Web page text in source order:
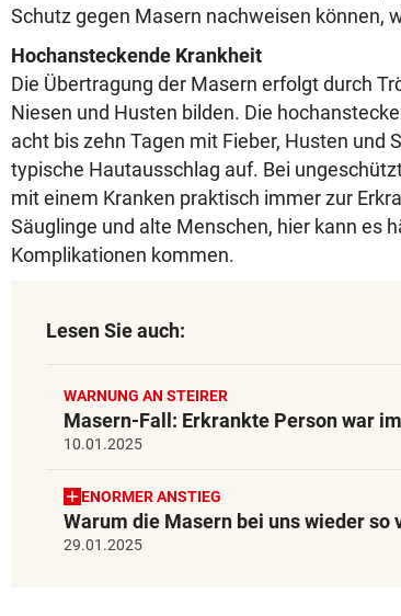
Schutz gegen Masern nachweisen können,
Hochansteckende Krankheit
Die Übertragung der Masern erfolgt durch
Niesen und Husten bilden. Die
acht bis zehn Tagen mit Fieber, Husten und
typische Hautausschlag auf. Bei
mit einem Kranken praktisch immer zur
Säuglinge und alte Menschen, hier kann es
Komplikationen kommen.
Lesen Sie auch:
WARNUNG AN STEIRER
Masern-Fall: Erkrankte Person war
10.01.2025
ENORMER ANSTIEG
Warum die Masern bei uns wieder so
29.01.2025